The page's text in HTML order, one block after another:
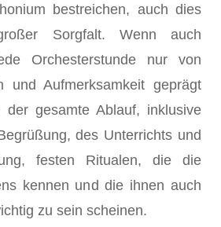
bestreichen, auch dies
Sorgfalt. Wenn auch
Orchesterstunde nur von
und Aufmerksamkeit geprägt
gesamte Ablauf, inklusive
des Unterrichts und
festen Ritualen, die die
kennen und die ihnen auch
zu sein scheinen.